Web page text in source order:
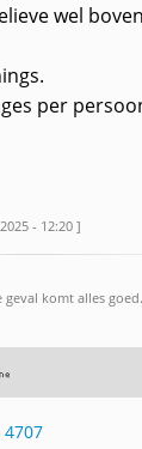
wel
per
- 12:20 ]
geval komt alles
4707